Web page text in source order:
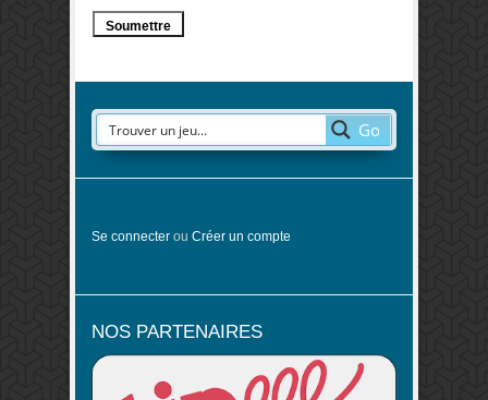
Go
Se connecter ou Créer un compte
NOS PARTENAIRES